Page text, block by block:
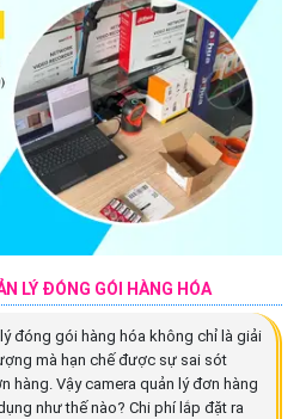
LÝ ĐÓNG GÓI HÀNG HÓA
đóng gói hàng hóa không chỉ là giải
mà hạn chế được sự sai sót
hàng. Vậy camera quản lý đơn hàng
như thế nào? Chi phí lắp đặt ra